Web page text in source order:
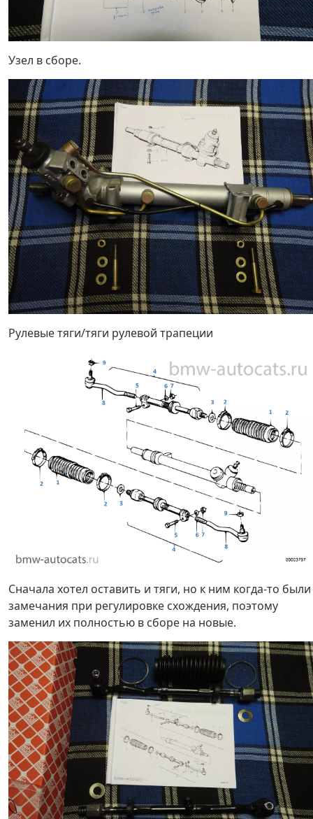
Узел в сборе.
Рулевые тяги/тяги рулевой трапеции
Сначала хотел оставить и тяги, но к ним когда-то были
замечания при регулировке схождения, поэтому
заменил их полностью в сборе на новые.